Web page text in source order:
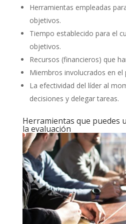
Herramientas empleadas
objetivos.
Tiempo establecido para el
objetivos.
Recursos (financieros) que
Miembros involucrados en el
La efectividad del líder al
decisiones y delegar tareas.
Herramientas que puedes
la evaluación